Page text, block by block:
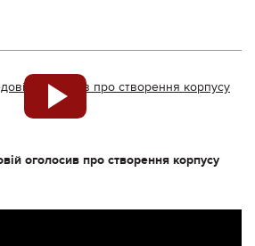
оголосив про створення корпусу